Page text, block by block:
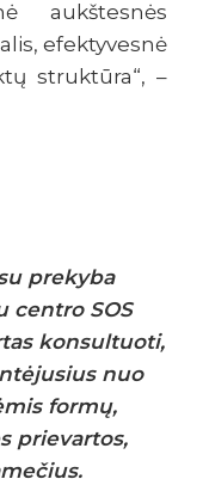
aukštesnės
efektyvesnė
struktūra“, –
prekyba
centro SOS
konsultuoti,
nuo
formų,
prievartos,